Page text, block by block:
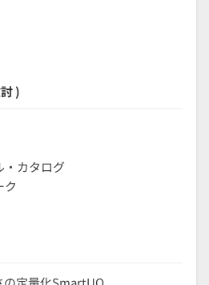
)
・カタログ
ク